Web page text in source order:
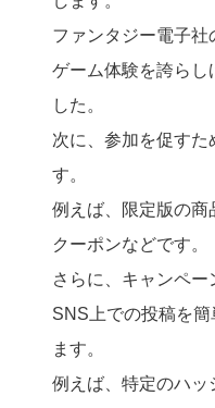
ファンタジー電子
ゲーム体験を誇らし
した。
次に、参加を促すた
す。
例えば、限定版の商
クーポンなどです。
さらに、キャンペー
SNS上での投稿を
ます。
例えば、特定のハッ